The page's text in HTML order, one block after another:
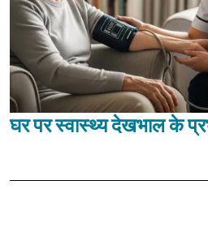
घर पर स्वास्थ्य देखभाल के